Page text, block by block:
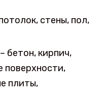
стены, пол,
бетон, кирпич,
поверхности,
плиты,